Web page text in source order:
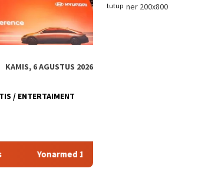
tutup
KAMIS, 6 AGUSTUS 2026
/ ENTERTAIMENT
1/Roket Kostrad Asah Kesiapan Prajurit